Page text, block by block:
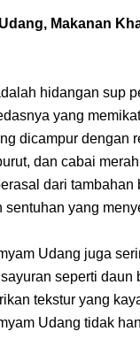
Sangat Mudah
Negara
Lewat Gopay,
Piece, All Star
Piece, Mantan
Di Dunia,
Ada Di Afrika
Makanan
hidangan sup
yang
dicampur dengan
dan cabai
dari
sentuhan yang
Udang juga
seperti
tekstur yang
Udang tidak